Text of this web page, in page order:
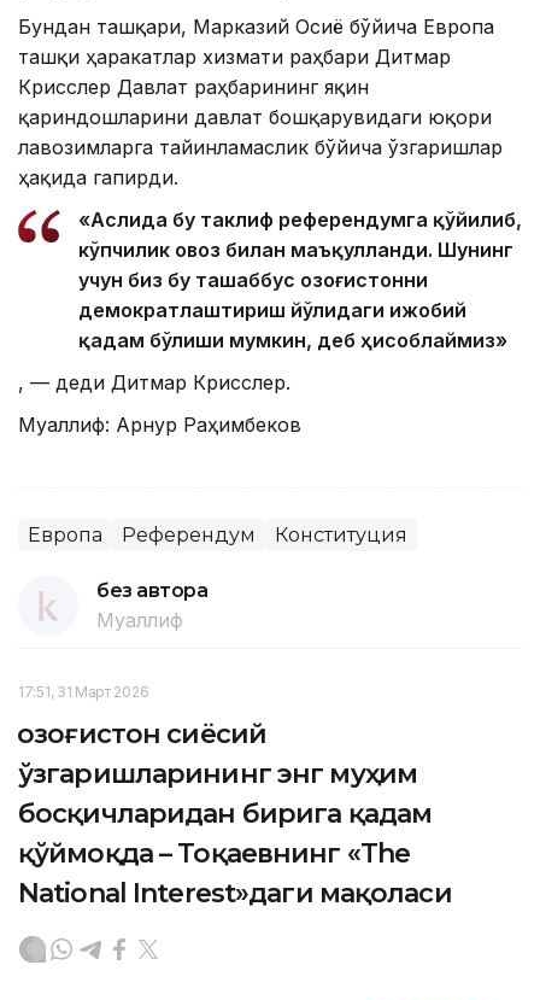
Бундан ташқари, Марказий Осиё бўйича Европа
ташқи ҳаракатлар хизмати раҳбари Дитмар
Крисслер Давлат раҳбарининг яқин
қариндошларини давлат бошқарувидаги юқори
лавозимларга тайинламаслик бўйича ўзгаришлар
ҳақида гапирди.
«Аслида бу таклиф референдумга қўйилиб,
кўпчилик овоз билан маъқулланди. Шунинг
учун биз бу ташаббус Қозоғистонни
демократлаштириш йўлидаги ижобий
қадам бўлиши мумкин, деб ҳисоблаймиз»
, — деди Дитмар Крисслер.
Муаллиф: Арнур Раҳимбеков
Европа Референдум Конституция
без автора
Муаллиф
17:51, 31 Март 2026
Қозоғистон сиёсий
ўзгаришларининг энг муҳим
босқичларидан бирига қадам
қўймоқда – Тоқаевнинг «The
National Interest»даги мақоласи